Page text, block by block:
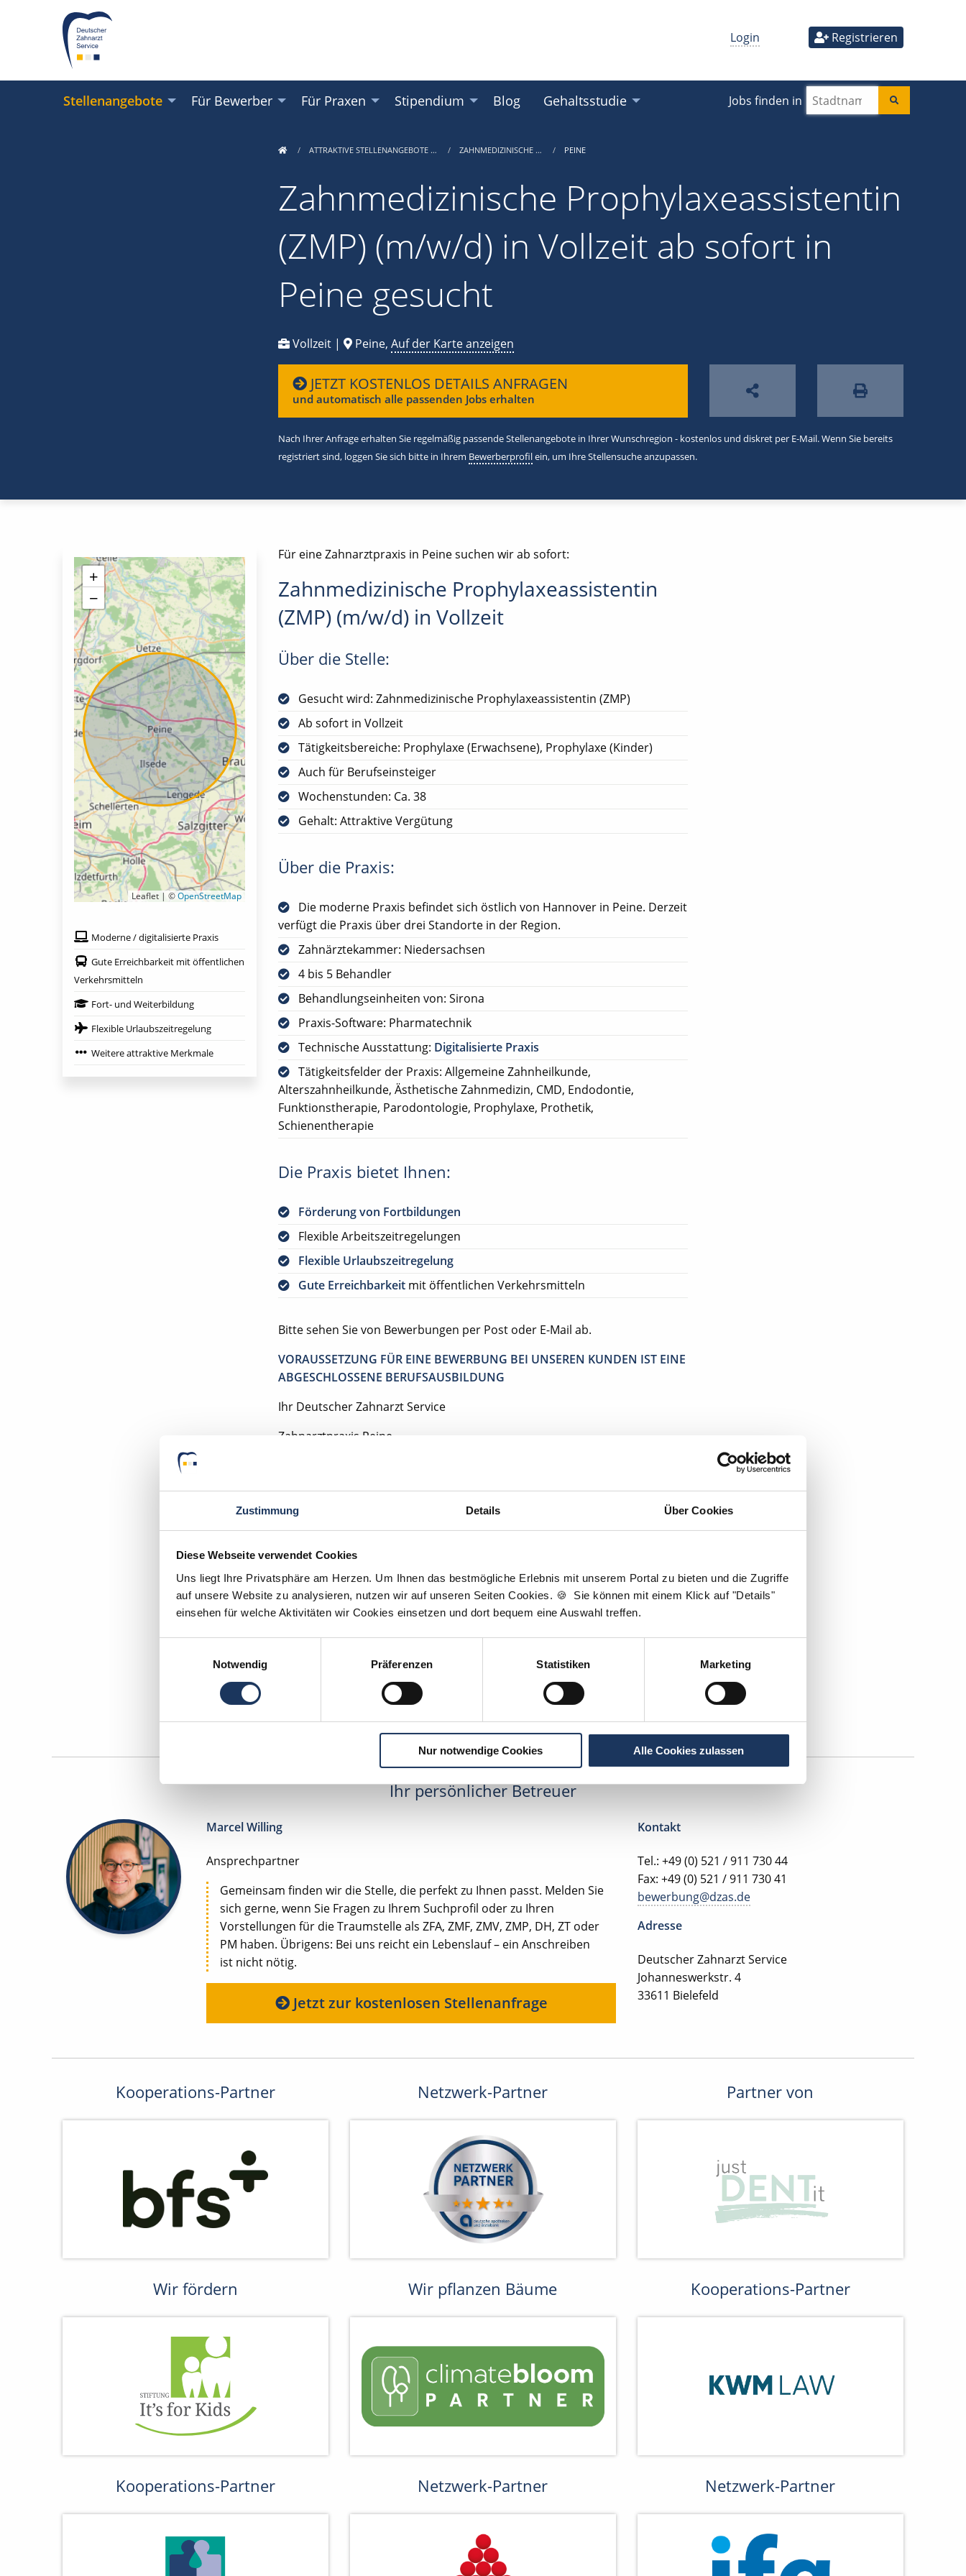
Zustimmung Details Über Cookies
Diese Webseite verwendet Cookies
Uns liegt Ihre Privatsphäre am Herzen. Um Ihnen das bestmögliche Erlebnis mit unserem Portal zu bieten und die Zugriffe
auf unsere Website zu analysieren, nutzen wir auf unseren Seiten Cookies. 🍪 Sie können mit einem Klick auf "Details"
einsehen für welche Aktivitäten wir Cookies einsetzen und dort bequem eine Auswahl treffen.
Notwendig
Präferenzen Statistiken Marketing
Nur notwendige Cookies Alle Cookies zulassen
Login Registrieren
Stellenangebote Für Bewerber Für Praxen Stipendium Blog Gehaltsstudie Jobs finden in
ATTRAKTIVE STELLENANGEBOTE … ZAHNMEDIZINISCHE … PEINE
Zahnmedizinische Prophylaxeassistentin
(ZMP) (m/w/d) in Vollzeit ab sofort in
Peine gesucht
Vollzeit | Peine, Auf der Karte anzeigen
JETZT KOSTENLOS DETAILS ANFRAGEN
und automatisch alle passenden Jobs erhalten
Nach Ihrer Anfrage erhalten Sie regelmäßig passende Stellenangebote in Ihrer Wunschregion - kostenlos und diskret per E-Mail. Wenn Sie bereits
registriert sind, loggen Sie sich bitte in Ihrem Bewerberprofilein, um Ihre Stellensuche anzupassen.
Für eine Zahnarztpraxis in Peine suchen wir ab sofort:
Zahnmedizinische Prophylaxeassistentin
(ZMP) (m/w/d) in Vollzeit
Über die Stelle:
Gesucht wird: Zahnmedizinische Prophylaxeassistentin (ZMP)
Ab sofort in Vollzeit
Tätigkeitsbereiche: Prophylaxe (Erwachsene), Prophylaxe (Kinder)
Auch für Berufseinsteiger
Wochenstunden: Ca. 38
Gehalt: Attraktive Vergütung
Über die Praxis:
Die moderne Praxis befindet sich östlich von Hannover in Peine. Derzeit
verfügt die Praxis über drei Standorte in der Region.
Zahnärztekammer: Niedersachsen
4 bis 5 Behandler
Behandlungseinheiten von: Sirona
Praxis-Software: Pharmatechnik
Technische Ausstattung: Digitalisierte Praxis
Tätigkeitsfelder der Praxis: Allgemeine Zahnheilkunde,
Alterszahnheilkunde, Ästhetische Zahnmedizin, CMD, Endodontie,
Funktionstherapie, Parodontologie, Prophylaxe, Prothetik,
Schienentherapie
Die Praxis bietet Ihnen:
Förderung von Fortbildungen
Flexible Arbeitszeitregelungen
Flexible Urlaubszeitregelung
Gute Erreichbarkeit mit öffentlichen Verkehrsmitteln
Bitte sehen Sie von Bewerbungen per Post oder E-Mail ab.
VORAUSSETZUNG FÜR EINE BEWERBUNG BEI UNSEREN KUNDEN IST EINE
ABGESCHLOSSENE BERUFSAUSBILDUNG
Ihr Deutscher Zahnarzt Service
Zahnarztpraxis Peine
Jetzt kostenlos Details anfragen
Momentan interessieren sich 7 Besucher fürStellenangebote als
Zahnmedizinische
Prophylaxeassistentin
Maschinenlesbare Version: Stellenangebot als Markdown (CC BY 4.0)
+
−
Leaflet | ©OpenStreetMap
Moderne / digitalisierte Praxis
Gute Erreichbarkeit mit öffentlichen
Verkehrsmitteln
Fort- und Weiterbildung
Flexible Urlaubszeitregelung
Weitere attraktive Merkmale
Ihr persönlicher Betreuer
Marcel Willing
Ansprechpartner
Gemeinsam finden wir die Stelle, die perfekt zu Ihnen passt. Melden Sie
sich gerne, wenn Sie Fragen zu Ihrem Suchprofil oder zu Ihren
Vorstellungen für die Traumstelle als ZFA, ZMF, ZMV, ZMP, DH, ZT oder
PM haben. Übrigens: Bei uns reicht ein Lebenslauf – ein Anschreiben
ist nicht nötig.
Jetzt zur kostenlosen Stellenanfrage
Kontakt
Tel.: +49 (0) 521 / 911 730 44
Fax: +49 (0) 521 / 911 730 41
bewerbung@dzas.de
Adresse
Deutscher Zahnarzt Service
Johanneswerkstr. 4
33611 Bielefeld
Kooperations-Partner Netzwerk-Partner Partner von
Wir fördern Wir pflanzen Bäume Kooperations-Partner
Kooperations-Partner Netzwerk-Partner Netzwerk-Partner